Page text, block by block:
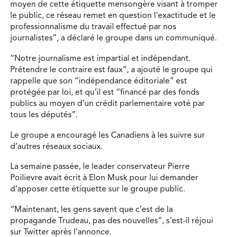
moyen de cette étiquette mensongère visant à tromper
le public, ce réseau remet en question l’exactitude et le
professionnalisme du travail effectué par nos
journalistes”, a déclaré le groupe dans un communiqué.
“Notre journalisme est impartial et indépendant.
Prétendre le contraire est faux”, a ajouté le groupe qui
rappelle que son “indépendance éditoriale” est
protégée par loi, et qu’il est “financé par des fonds
publics au moyen d’un crédit parlementaire voté par
tous les députés”.
Le groupe a encouragé les Canadiens à les suivre sur
d’autres réseaux sociaux.
La semaine passée, le leader conservateur Pierre
Poilievre avait écrit à Elon Musk pour lui demander
d’apposer cette étiquette sur le groupe public.
“Maintenant, les gens savent que c’est de la
propagande Trudeau, pas des nouvelles”, s’est-il réjoui
sur Twitter après l’annonce.